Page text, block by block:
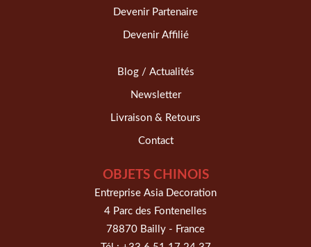
Devenir Partenaire
Devenir Affilié
Blog / Actualités
Newsletter
Livraison & Retours
Contact
OBJETS CHINOIS
Entreprise Asia Decoration
4 Parc des Fontenelles
78870 Bailly - France